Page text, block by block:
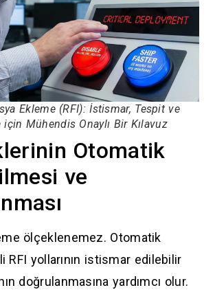
Ekleme (RFI): İstismar, Tespit ve
için Mühendis Onaylı Bir Kılavuz
Otomatik
ve
ölçeklenemez. Otomatik
RFI yollarının istismar edilebilir
doğrulanmasına yardımcı olur.